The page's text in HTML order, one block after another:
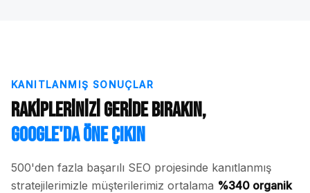
KANITLANMIŞ SONUÇLAR
Rakiplerinizi Geride Bırakın,
Google'da Öne Çıkın
500'den fazla başarılı SEO projesinde kanıtlanmış
stratejilerimizle müşterilerimiz ortalama %340 organik